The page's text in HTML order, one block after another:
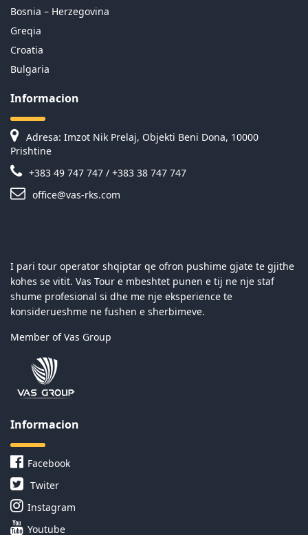
Bosnia – Herzegovina
Greqia
Croatia
Bulgaria
Informacion
Adresa: Imzot Nik Prelaj, Objekti Beni Dona, 10000
Prishtine
+383 49 747 747 / +383 38 747 747
office@vas-rks.com
I pari tour operator shqiptar qe ofron pushime gjate te gjithe
kohes se vitit. Vas Tour e mbeshtet punen e tij ne nje staf
shume profesional si dhe me nje eksperience te
konsiderueshme ne fushen e sherbimeve.
Member of Vas Group
Informacion
Facebook
Twiter
Instagram
Youtube